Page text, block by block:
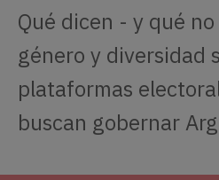
ESCUELA
NOSOTRES
ES
Qué dicen - y qué
género y diversidad
plataformas
buscan gobernar